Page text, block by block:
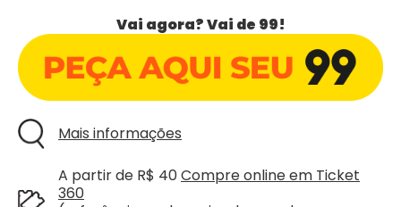
Vai agora? Vai de 99!
Mais informações
A partir de R$ 40Compre online em Ticket
360